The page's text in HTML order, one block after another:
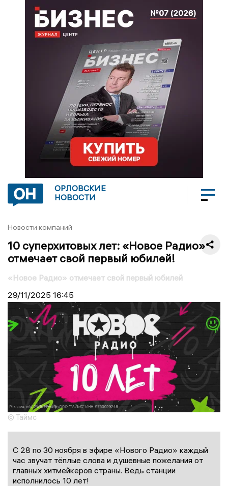
ОРЛОВСКИЕ
НОВОСТИ
Новости компаний
10 суперхитовых лет: «Новое Радио»
отмечает свой первый юбилей!
«Новое Радио» отмечает свой первый юбилей
29/11/2025 16:45
© Таймс
C 28 по 30 ноября в эфире «Нового Радио» каждый
час звучат тёплые слова и душевные пожелания от
главных хитмейкеров страны. Ведь станции
исполнилось 10 лет!